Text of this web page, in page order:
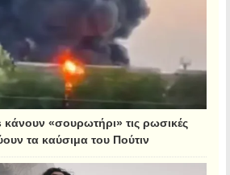
«σουρωτήρι» τις ρωσικές
τα καύσιμα του Πούτιν